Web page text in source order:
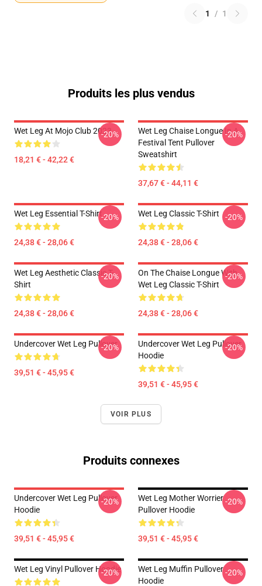
1 / 1
Produits les plus vendus
Wet Leg At Mojo Club 2023
18,21 € - 42,22 €
-20%
Wet Leg Chaise Longue In A
Festival Tent Pullover
Sweatshirt
37,67 € - 44,11 €
-20%
Wet Leg Essential T-Shirt
24,38 € - 28,06 €
-20% Wet Leg Classic T-Shirt
24,38 € - 28,06 €
-20%
Wet Leg Aesthetic Classic T-
Shirt
24,38 € - 28,06 €
-20%
On The Chaise Longue With
Wet Leg Classic T-Shirt
24,38 € - 28,06 €
-20%
Undercover Wet Leg Pullover
39,51 € - 45,95 €
-20%
Undercover Wet Leg Pullover
Hoodie
39,51 € - 45,95 €
-20%
VOIR PLUS
Produits connexes
Undercover Wet Leg Pullover
Hoodie
39,51 € - 45,95 €
-20%
Wet Leg Mother Worrier
Pullover Hoodie
39,51 € - 45,95 €
-20%
Wet Leg Vinyl Pullover Hoodie
-20%
Wet Leg Muffin Pullover
Hoodie
-20%